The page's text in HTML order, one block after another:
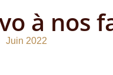
à nos
Juin 2022